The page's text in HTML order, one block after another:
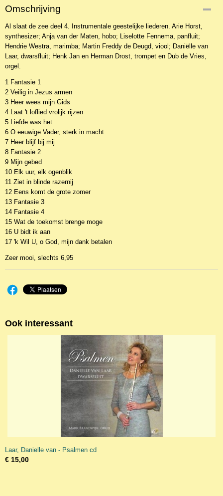
Productcode
20434
EAN code
CD1499342
Omschrijving
Al slaat de zee deel 4. Instrumentale geestelijke liederen. Arie Horst,
synthesizer; Anja van der Maten, hobo; Liselotte Fennema, panfluit;
Hendrie Westra, marimba; Martin Freddy de Deugd, viool; Daniëlle van
Laar, dwarsfluit; Henk Jan en Herman Drost, trompet en Dub de Vries,
orgel.
1 Fantasie 1
2 Veilig in Jezus armen
3 Heer wees mijn Gids
4 Laat 't loflied vrolijk rijzen
5 Liefde was het
6 O eeuwige Vader, sterk in macht
7 Heer blijf bij mij
8 Fantasie 2
9 Mijn gebed
10 Elk uur, elk ogenblik
11 Ziet in blinde razernij
12 Eens komt de grote zomer
13 Fantasie 3
14 Fantasie 4
15 Wat de toekomst brenge moge
16 U bidt ik aan
17 'k Wil U, o God, mijn dank betalen
Zeer mooi, slechts 6,95
Ook interessant
Laar, Danielle van - Psalmen cd
€ 15,00